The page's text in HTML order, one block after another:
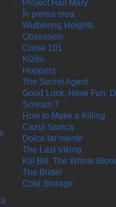
Project Hail Mary
În pielea mea
Wuthering Heights
Obsession
Crime 101
Kîzîm
Hoppers
The Secret Agent
Good Luck, Have Fun,
Scream 7
How to Make a Killing
Cazul Samca
Dolce far niente
The Last Viking
Kill Bill: The Whole
The Bride!
Cold Storage